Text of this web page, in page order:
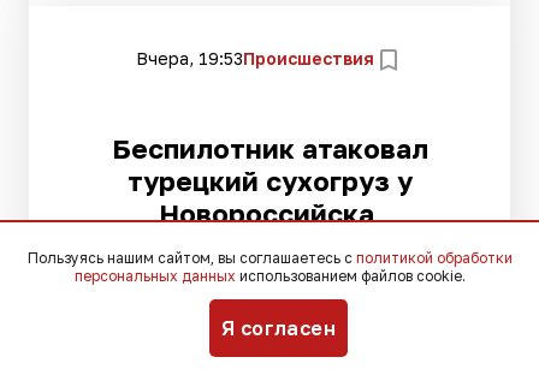
Вчера, 19:53Происшествия
Беспилотник атаковал
турецкий сухогруз у
Новороссийска
Моряки не пострадали, судно
направилось на ремонт в Стамбул
Пользуясь нашим сайтом, вы соглашаетесь с политикой обработки
персональных данных использованием файлов cookie.
Я согласен